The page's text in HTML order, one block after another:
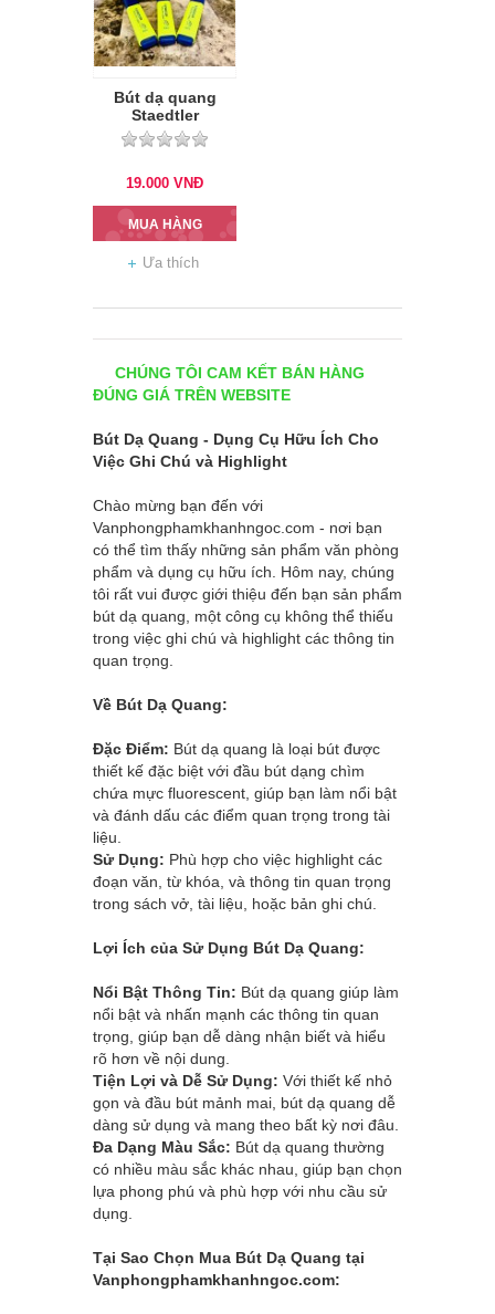
Bút dạ quang
Staedtler
19.000 VNĐ
MUA HÀNG
Ưa thích
CHÚNG TÔI CAM KẾT BÁN HÀNG
ĐÚNG GIÁ TRÊN WEBSITE
Bút Dạ Quang - Dụng Cụ Hữu Ích Cho
Việc Ghi Chú và Highlight
Chào mừng bạn đến với
Vanphongphamkhanhngoc.com - nơi bạn
có thể tìm thấy những sản phẩm văn phòng
phẩm và dụng cụ hữu ích. Hôm nay, chúng
tôi rất vui được giới thiệu đến bạn sản phẩm
bút dạ quang, một công cụ không thể thiếu
trong việc ghi chú và highlight các thông tin
quan trọng.
Về Bút Dạ Quang:
Đặc Điểm: Bút dạ quang là loại bút được
thiết kế đặc biệt với đầu bút dạng chìm
chứa mực fluorescent, giúp bạn làm nổi bật
và đánh dấu các điểm quan trọng trong tài
liệu.
Sử Dụng: Phù hợp cho việc highlight các
đoạn văn, từ khóa, và thông tin quan trọng
trong sách vở, tài liệu, hoặc bản ghi chú.
Lợi Ích của Sử Dụng Bút Dạ Quang:
Nổi Bật Thông Tin: Bút dạ quang giúp làm
nổi bật và nhấn mạnh các thông tin quan
trọng, giúp bạn dễ dàng nhận biết và hiểu
rõ hơn về nội dung.
Tiện Lợi và Dễ Sử Dụng: Với thiết kế nhỏ
gọn và đầu bút mảnh mai, bút dạ quang dễ
dàng sử dụng và mang theo bất kỳ nơi đâu.
Đa Dạng Màu Sắc: Bút dạ quang thường
có nhiều màu sắc khác nhau, giúp bạn chọn
lựa phong phú và phù hợp với nhu cầu sử
dụng.
Tại Sao Chọn Mua Bút Dạ Quang tại
Vanphongphamkhanhngoc.com: